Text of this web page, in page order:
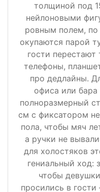
толщиной под
нейлоновыми
ровным полем, по
окупаются парой
гости перестают
телефоны,
про дедлайны.
офиса или бара
полноразмерный
см с фиксатором
пола, чтобы мяч
а ручки не
для холостяков
гениальный ход:
чтобы
просились в